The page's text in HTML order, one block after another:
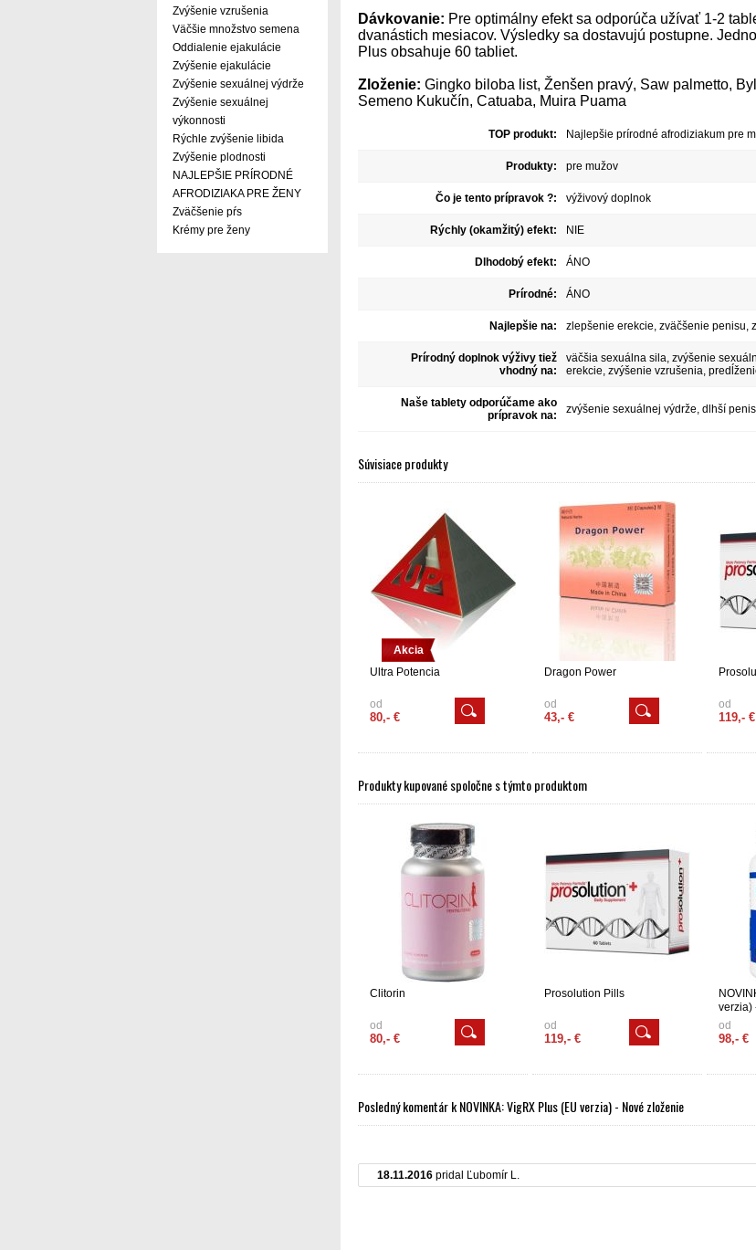
Zvýšenie vzrušenia
Väčšie množstvo semena
Oddialenie ejakulácie
Zvýšenie ejakulácie
Zvýšenie sexuálnej výdrže
Zvýšenie sexuálnej
výkonnosti
Rýchle zvýšenie libida
Zvýšenie plodnosti
NAJLEPŠIE PRÍRODNÉ
AFRODIZIAKA PRE ŽENY
Zväčšenie pŕs
Krémy pre ženy
Dávkovanie: Pre optimálny efekt sa odporúča užívať 1-2
dvanástich mesiacov. Výsledky sa dostavujú postupne.
Plus obsahuje 60 tabliet.
Zloženie: Gingko biloba list, Ženšen pravý, Saw palmetto,
Semeno Kukučín, Catuaba, Muira Puama
TOP produkt: Najlepšie prírodné afrodiziakum pre
Produkty: pre mužov
Čo je tento prípravok ?: výživový doplnok
Rýchly (okamžitý) efekt: NIE
Dlhodobý efekt: ÁNO
Prírodné: ÁNO
Najlepšie na: zlepšenie erekcie, zväčšenie penisu,
Prírodný doplnok výživy tiež
vhodný na:
väčšia sexuálna sila, zvýšenie
erekcie, zvýšenie vzrušenia,
Naše tablety odporúčame ako
prípravok na:
zvýšenie sexuálnej výdrže, dlhší
Súvisiace produkty
Akcia
Ultra Potencia
od
80,- €
Dragon Power
od
43,- €
od
119,- €
Produkty kupované spoločne s týmto produktom
Clitorin
od
80,- €
Prosolution Pills
od
119,- €
verzia)
od
98,- €
Posledný komentár k NOVINKA: VigRX Plus (EU verzia) - Nové zloženie
18.11.2016 pridal Ľubomír L.